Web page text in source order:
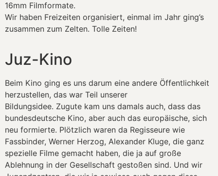
16mm Filmformate.
Wir haben Freizeiten organisiert, einmal im Jahr ging’s
zusammen zum Zelten. Tolle Zeiten!
Juz-Kino
Beim Kino ging es uns darum eine andere Öffentlichkeit
herzustellen, das war Teil unserer
Bildungsidee. Zugute kam uns damals auch, dass das
bundesdeutsche Kino, aber auch das europäische, sich
neu formierte. Plötzlich waren da Regisseure wie
Fassbinder, Werner Herzog, Alexander Kluge, die ganz
spezielle Filme gemacht haben, die ja auf große
Ablehnung in der Gesellschaft gestoßen sind. Und wir